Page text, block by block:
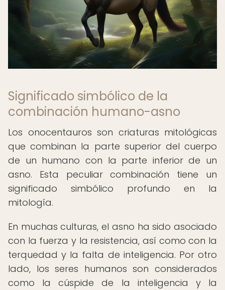
Significado simbólico de la
combinación humano-asno
Los onocentauros son criaturas mitológicas
que combinan la parte superior del cuerpo
de un humano con la parte inferior de un
asno. Esta peculiar combinación tiene un
significado simbólico profundo en la
mitología.
En muchas culturas, el asno ha sido asociado
con la fuerza y la resistencia, así como con la
terquedad y la falta de inteligencia. Por otro
lado, los seres humanos son considerados
como la cúspide de la inteligencia y la